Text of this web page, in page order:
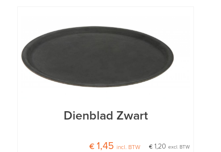
Dienblad Zwart
€ 1,20excl. BTW
€ 1,45 incl. BTW